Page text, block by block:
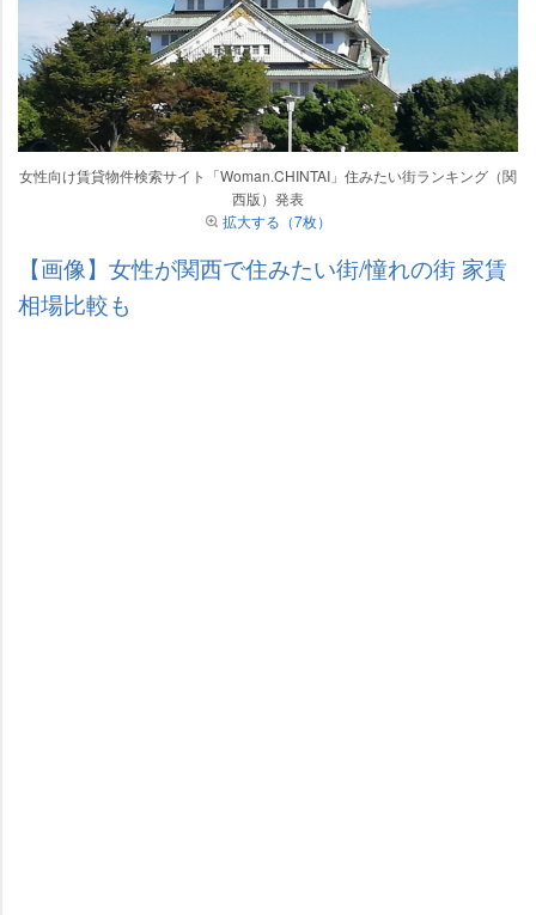
女性向け賃貸物件検索サイト「Woman.CHINTAI」住みたい街ランキング（関
西版）発表
拡大する（7枚）
【画像】女性が関西で住みたい街/憧れの街 家賃
相場比較も